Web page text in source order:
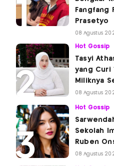
Fangfang
Prasetyo
08 Agustus
Hot Gossip
Tasyi
yang Curi
Miliknya
08 Agustus
Hot Gossip
Sekolah
Ruben
08 Agustus